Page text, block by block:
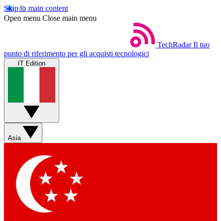
Skip to main content
Open menu Close main menu
TechRadar Il tuo
punto di riferimento per gli acquisti tecnologici
IT Edition
Asia